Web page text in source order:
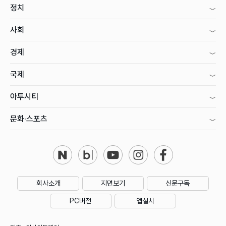
정치
사회
경제
국제
아투시티
문화·스포츠
회사소개 지면보기 신문구독
PC버전 앱설치